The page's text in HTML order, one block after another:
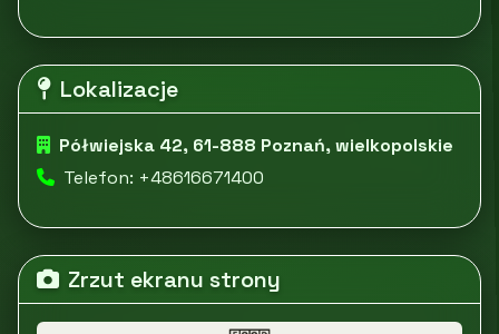
Lokalizacje
Półwiejska 42, 61-888 Poznań, wielkopolskie
Telefon: +48616671400
Zrzut ekranu strony